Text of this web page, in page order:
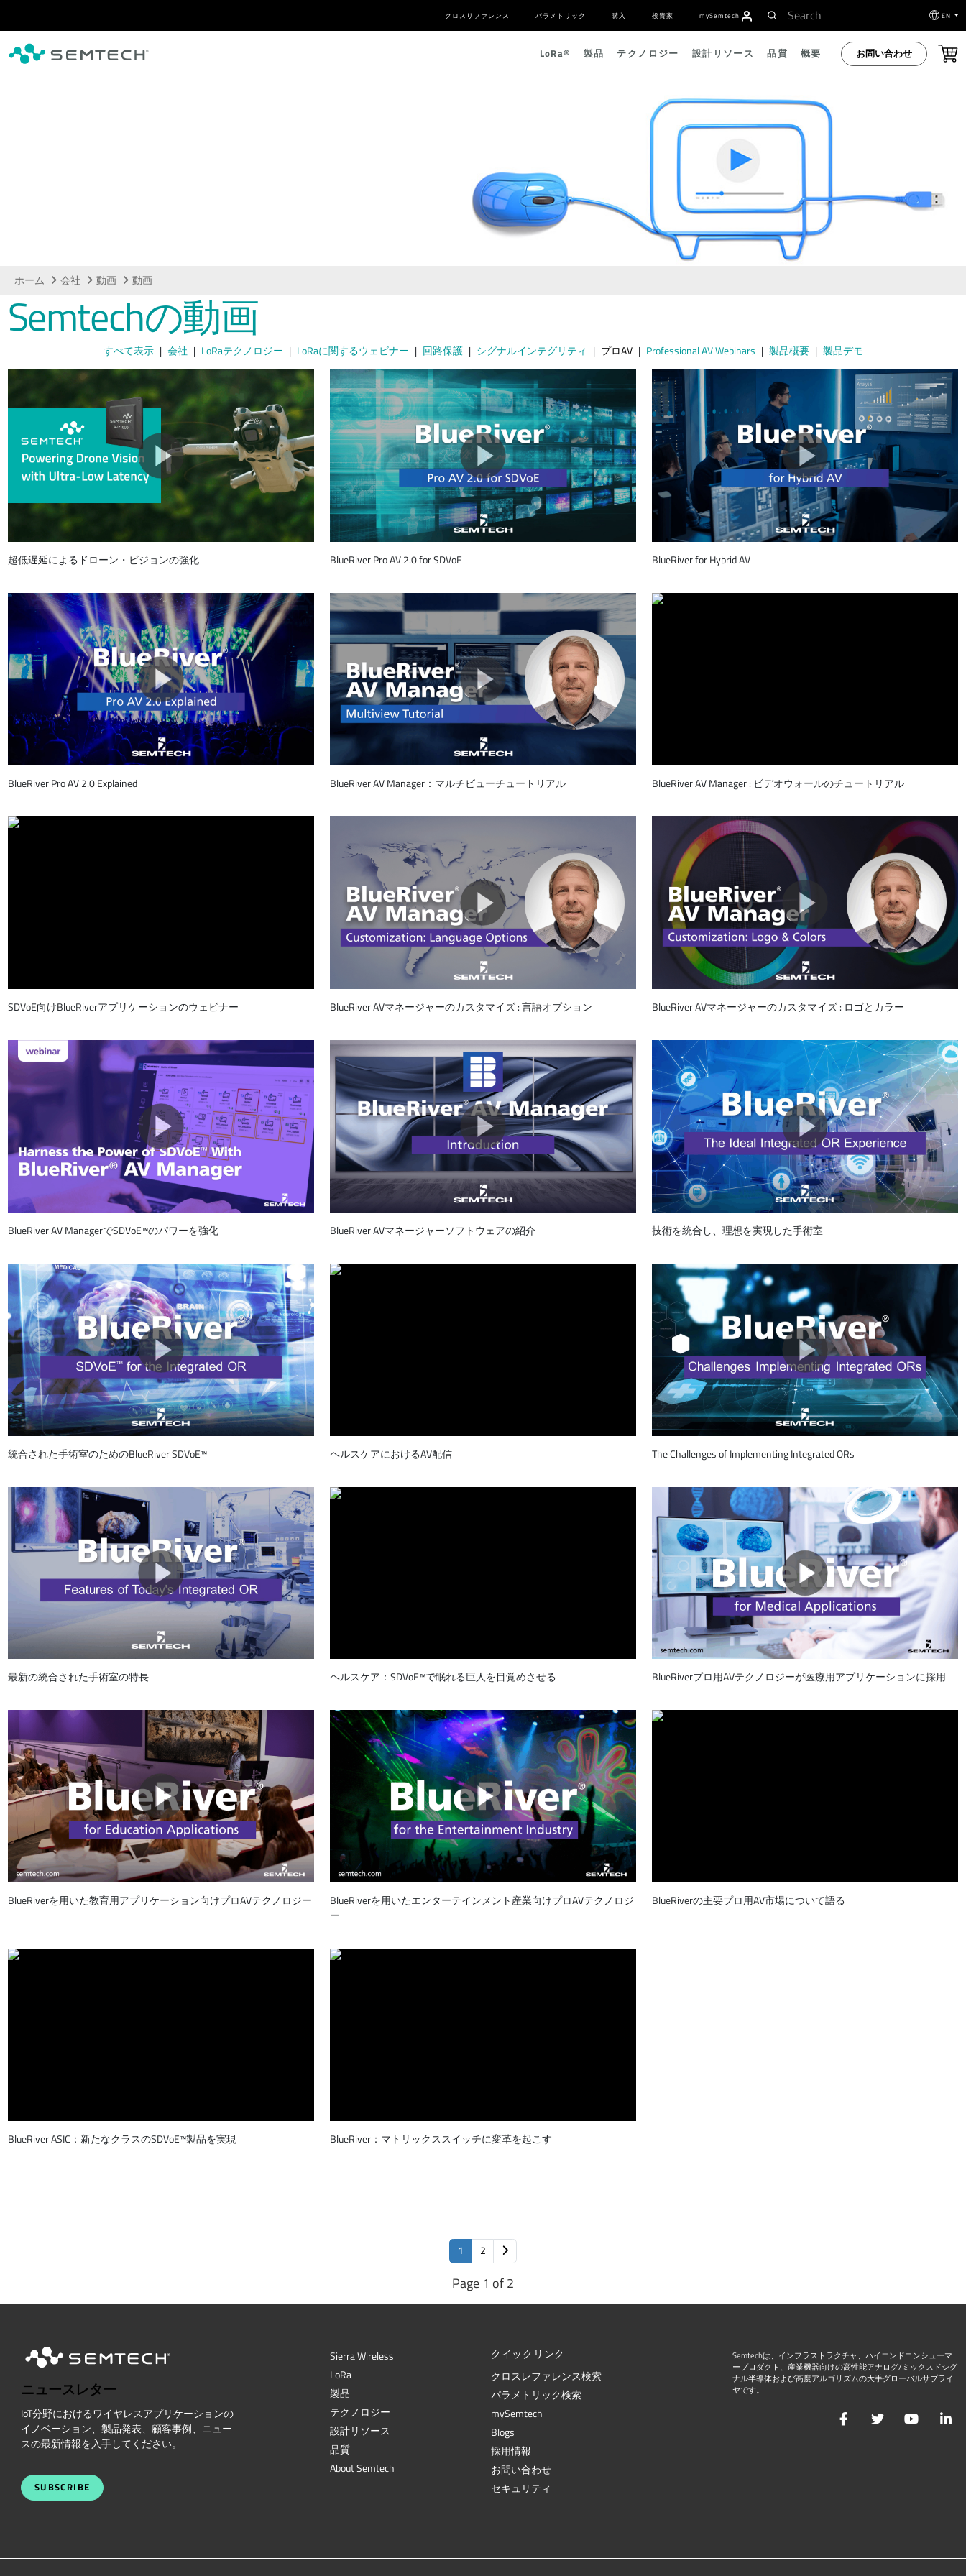
クロスリファレンス パラメトリック 購入 投資家 mySemtech EN
LoRa® 製品 テクノロジー 設計リソース 品質 概要 お問い合わせ
ホーム 会社 動画 動画
Semtechの動画
すべて表示 会社 LoRaテクノロジー LoRaに関するウェビナー 回路保護 シグナルインテグリティ プロAV Professional AV Webinars 製品概要 製品デモ
超低遅延によるドローン・ビジョンの強化 BlueRiver Pro AV 2.0 for SDVoE BlueRiver for Hybrid AV
BlueRiver Pro AV 2.0 Explained BlueRiver AV Manager：マルチビューチュートリアル BlueRiver AV Manager : ビデオウォールのチュートリアル
SDVoE向けBlueRiverアプリケーションのウェビナー BlueRiver AVマネージャーのカスタマイズ : 言語オプション BlueRiver AVマネージャーのカスタマイズ : ロゴとカラー
BlueRiver AV ManagerでSDVoE™のパワーを強化 BlueRiver AVマネージャーソフトウェアの紹介 技術を統合し、理想を実現した手術室
統合された手術室のためのBlueRiver SDVoE™ ヘルスケアにおけるAV配信 The Challenges of Implementing Integrated ORs
最新の統合された手術室の特長 ヘルスケア：SDVoE™で眠れる巨人を目覚めさせる BlueRiverプロ用AVテクノロジーが医療用アプリケーションに採用
BlueRiverを用いた教育用アプリケーション向けプロAVテクノロジー
BlueRiverを用いたエンターテインメント産業向けプロAVテクノロジ
ー
BlueRiverの主要プロ用AV市場について語る
BlueRiver ASIC：新たなクラスのSDVoE™製品を実現 BlueRiver：マトリックススイッチに変革を起こす
1 2
Page 1 of 2
ニュースレター
IoT分野におけるワイヤレスアプリケーションの
イノベーション、製品発表、顧客事例、ニュー
スの最新情報を入手してください。
SUBSCRIBE
Sierra Wireless
LoRa
製品
テクノロジー
設計リソース
品質
About Semtech
クイックリンク
クロスレファレンス検索
パラメトリック検索
mySemtech
Blogs
採用情報
お問い合わせ
セキュリティ
Semtechは、インフラストラクチャ、ハイエンドコンシューマ
ープロダクト、産業機器向けの高性能アナログ/ミックスドシグ
ナル半導体および高度アルゴリズムの大手グローバルサプライ
ヤです。
FacebookTwitter